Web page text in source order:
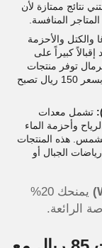
نتائج ممتازة لأن
المنافسة.
والكتل والأحزمة
كبيراً على
توفر منتجات
عالية الجودة في هذه الفئة. الحصيرة الاحترافية بسعر 150 ريال تصبح
تشمل معدات
وأحزمة الماء
هذه المنتجات
الجبال أو
يمنحك 20%
الرائعة.